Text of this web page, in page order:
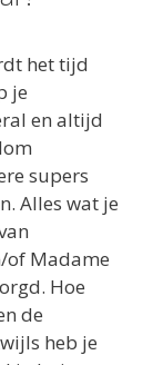
het tijd
je
en altijd
supers
Alles wat je
of Madame
Hoe
de
heb je